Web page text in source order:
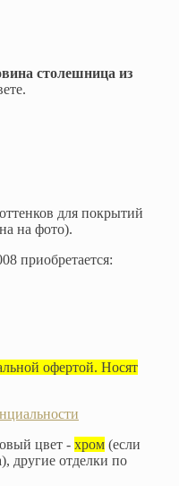
столешница из
для покрытий
на фото).
приобретается:
офертой. Носят
цвет - хром (если
другие отделки по